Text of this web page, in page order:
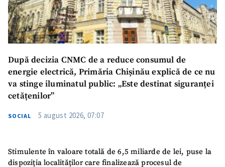
După decizia CNMC de a reduce consumul de
energie electrică, Primăria Chișinău explică de ce nu
va stinge iluminatul public: „Este destinat siguranței
cetățenilor”
SOCIAL 5 august 2026, 07:07
Stimulente în valoare totală de 6,5 miliarde de lei, puse la
dispoziția localităților care finalizează procesul de